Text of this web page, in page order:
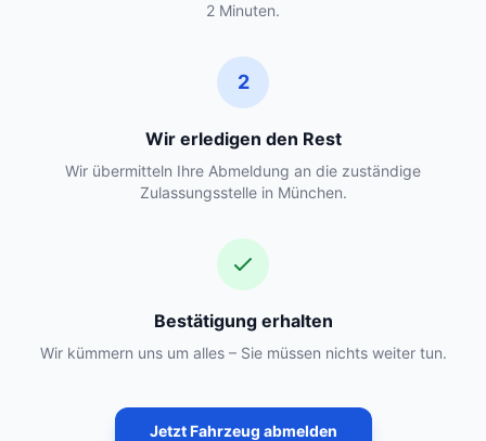
2 Minuten.
2
Wir erledigen den Rest
Wir übermitteln Ihre Abmeldung an die zuständige
Zulassungsstelle in München.
Bestätigung erhalten
Wir kümmern uns um alles – Sie müssen nichts weiter tun.
Jetzt Fahrzeug abmelden